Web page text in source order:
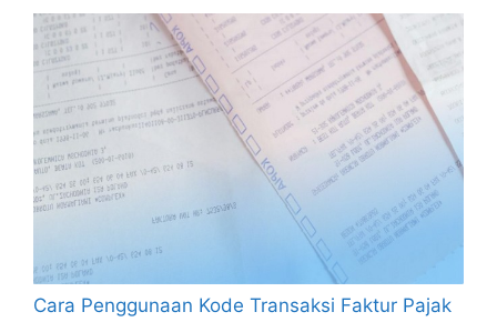
Cara Penggunaan Kode Transaksi Faktur Pajak